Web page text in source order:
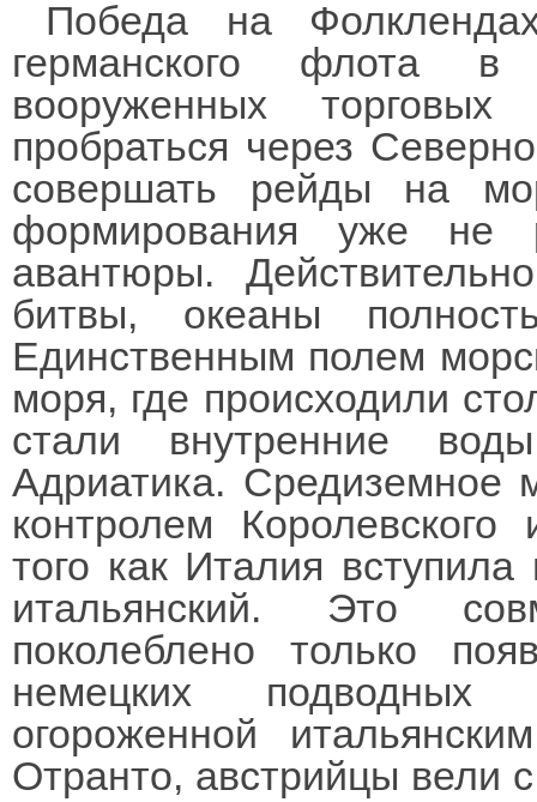
Победа на
германского флота
вооруженных
пробраться через
совершать рейды на
формирования уже не
авантюры.
битвы, океаны
Единственным полем
моря, где происходили
стали внутренние
Адриатика. Средиземное
контролем
того как Италия
итальянский. Это
поколеблено только
немецких
огороженной
Отранто, австрийцы вели